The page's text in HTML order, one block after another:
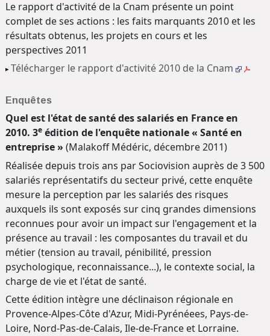
Le rapport d'activité de la Cnam présente un point
complet de ses actions : les faits marquants 2010 et les
résultats obtenus, les projets en cours et les
perspectives 2011
Télécharger le rapport d'activité 2010 de la Cnam
Enquêtes
Quel est l'état de santé des salariés en France en
2010. 3e édition de l'enquête nationale « Santé en
entreprise » (Malakoff Médéric, décembre 2011)
Réalisée depuis trois ans par Sociovision auprès de 3 500
salariés représentatifs du secteur privé, cette enquête
mesure la perception par les salariés des risques
auxquels ils sont exposés sur cinq grandes dimensions
reconnues pour avoir un impact sur l'engagement et la
présence au travail : les composantes du travail et du
métier (tension au travail, pénibilité, pression
psychologique, reconnaissance...), le contexte social, la
charge de vie et l'état de santé.
Cette édition intègre une déclinaison régionale en
Provence-Alpes-Côte d'Azur, Midi-Pyrénéees, Pays-de-
Loire, Nord-Pas-de-Calais, Ile-de-France et Lorraine.